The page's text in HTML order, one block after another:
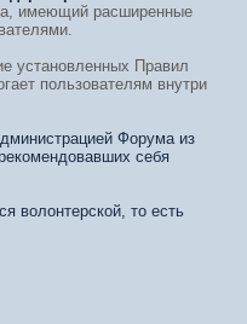
имеющий расширенные
установленных Правил
пользователям внутри
Форума из
себя
волонтерской, то есть